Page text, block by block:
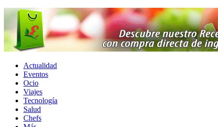
Actualidad
Eventos
Ocio
Viajes
Tecnología
Salud
Chefs